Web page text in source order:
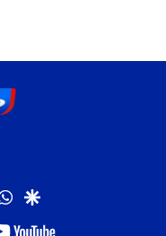
whatsapp
google
youtube-